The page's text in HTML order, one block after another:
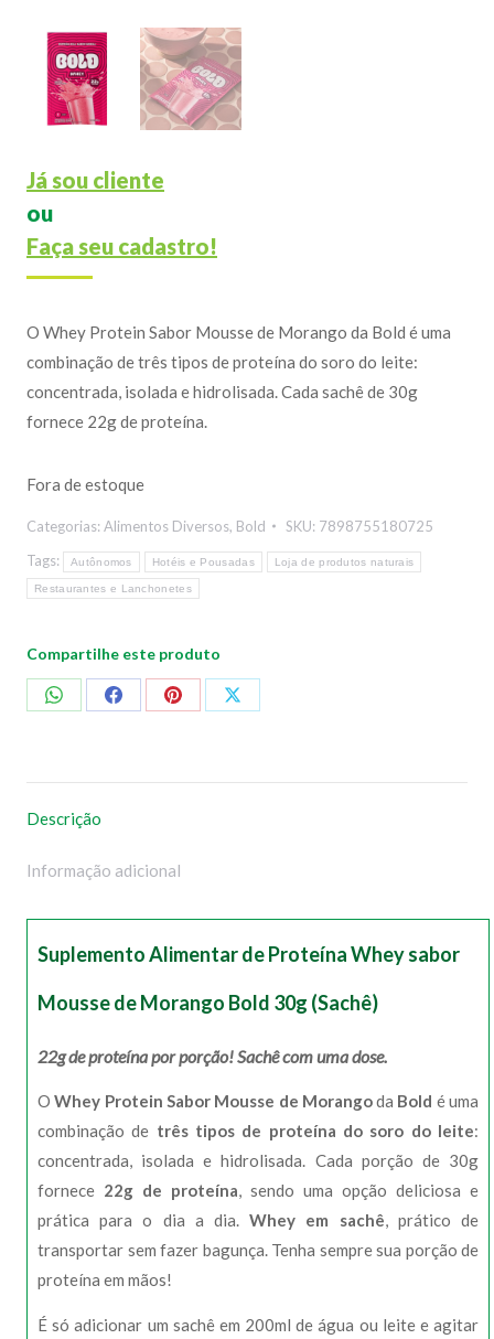
Já sou cliente
ou
Faça seu cadastro!
O Whey Protein Sabor Mousse de Morango da Bold é uma
combinação de três tipos de proteína do soro do leite:
concentrada, isolada e hidrolisada. Cada sachê de 30g
fornece 22g de proteína.
Fora de estoque
Categorias: Alimentos Diversos, Bold SKU: 7898755180725
Tags:
Autônomos Hotéis e Pousadas Loja de produtos naturais
Restaurantes e Lanchonetes
Compartilhe este produto
CompartilharCompartilharCompartilharCompartilhar
Descrição
Informação adicional
Suplemento Alimentar de Proteína Whey sabor
Mousse de Morango Bold 30g (Sachê)
22g de proteína por porção! Sachê com uma dose.
OWhey Protein Sabor Mousse de Morangoda Bold é uma
combinação de três tipos de proteína do soro do leite:
concentrada, isolada e hidrolisada. Cada porção de 30g
fornece 22g de proteína , sendo uma opção deliciosa e
prática para o dia a dia.Whey em sachê , prático de
transportar sem fazer bagunça. Tenha sempre sua porção de
proteína em mãos!
É só adicionar um sachê em 200ml de água ou leite e agitar